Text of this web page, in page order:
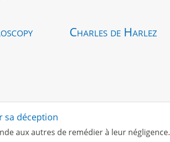
Charles de Harlez
sa déception
aux autres de remédier à leur négligence.